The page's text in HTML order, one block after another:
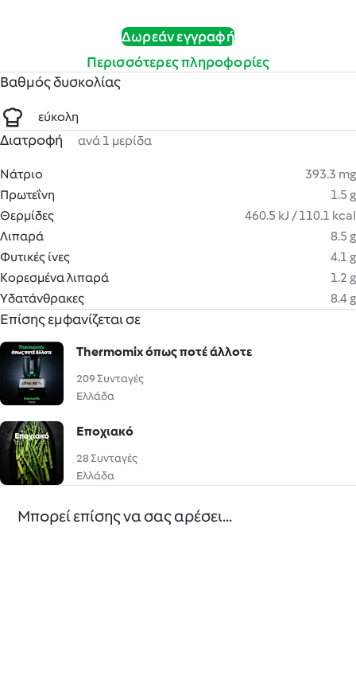
Δωρεάν εγγραφή
Περισσότερες πληροφορίες
Βαθμός δυσκολίας
εύκολη
Διατροφή ανά 1 μερίδα
Νάτριο
393.3 mg
Πρωτεΐνη
1.5 g
Θερμίδες
460.5 kJ / 110.1 kcal
Λιπαρά
8.5 g
Φυτικές ίνες
4.1 g
Κορεσμένα λιπαρά
1.2 g
Υδατάνθρακες
8.4 g
Επίσης εμφανίζεται σε
Thermomix όπως ποτέ άλλοτε
209 Συνταγές
Ελλάδα
Εποχιακό
28 Συνταγές
Ελλάδα
Μπορεί επίσης να σας αρέσει...